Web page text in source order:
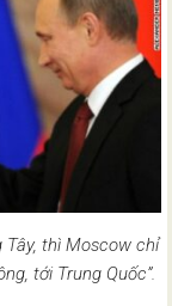
Tây, thì Moscow chỉ
tới Trung Quốc”.